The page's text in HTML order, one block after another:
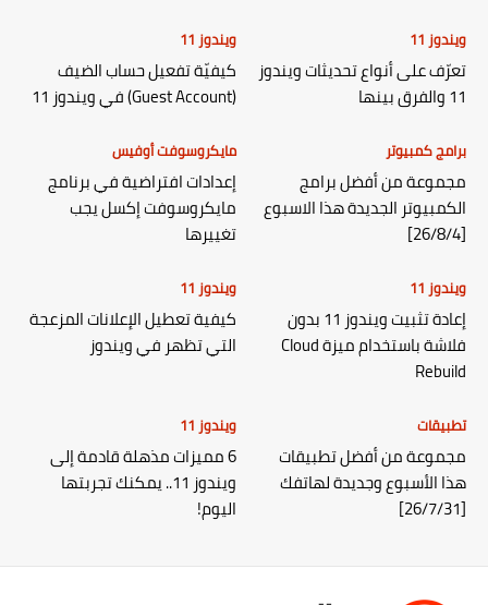
ويندوز 11
تعرّف على أنواع تحديثات ويندوز
11 والفرق بينها
ويندوز 11
كيفيّة تفعيل حساب الضيف
(Guest Account) في ويندوز 11
برامج كمبيوتر
مجموعة من أفضل برامج
الكمبيوتر الجديدة هذا الاسبوع
[26/8/4]
مايكروسوفت أوفيس
إعدادات افتراضية في برنامج
مايكروسوفت إكسل يجب
تغييرها
ويندوز 11
إعادة تثبيت ويندوز 11 بدون
فلاشة باستخدام ميزة Cloud
Rebuild
ويندوز 11
كيفية تعطيل الإعلانات المزعجة
التي تظهر في ويندوز
تطبيقات
مجموعة من أفضل تطبيقات
هذا الأسبوع وجديدة لهاتفك
[26/7/31]
ويندوز 11
6 مميزات مذهلة قادمة إلى
ويندوز 11.. يمكنك تجربتها
اليوم!